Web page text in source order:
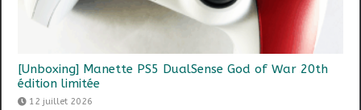
[Unboxing] Manette PS5 DualSense God of War 20th
édition limitée
12 juillet 2026